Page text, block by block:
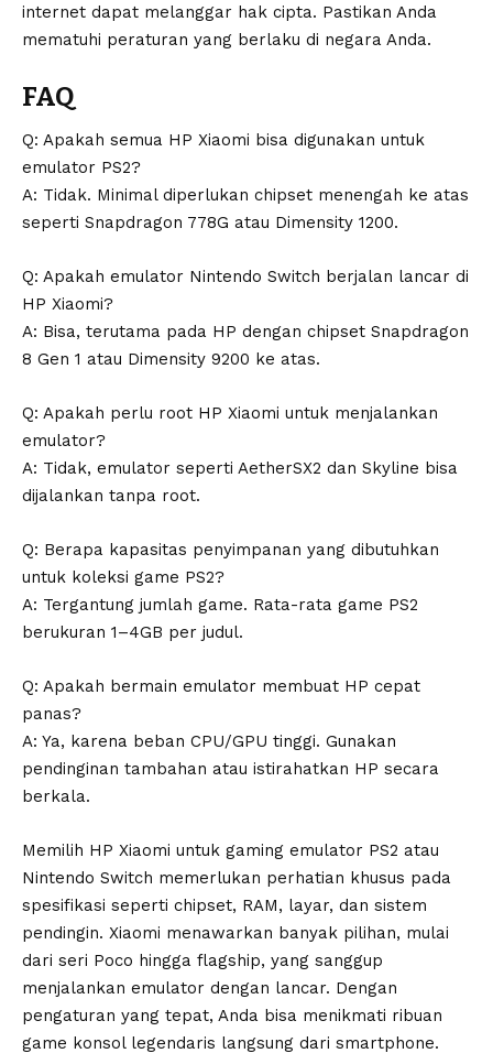
internet dapat melanggar hak cipta. Pastikan Anda
mematuhi peraturan yang berlaku di negara Anda.
FAQ
Q: Apakah semua HP Xiaomi bisa digunakan untuk
emulator PS2?
A: Tidak. Minimal diperlukan chipset menengah ke atas
seperti Snapdragon 778G atau Dimensity 1200.
Q: Apakah emulator Nintendo Switch berjalan lancar di
HP Xiaomi?
A: Bisa, terutama pada HP dengan chipset Snapdragon
8 Gen 1 atau Dimensity 9200 ke atas.
Q: Apakah perlu root HP Xiaomi untuk menjalankan
emulator?
A: Tidak, emulator seperti AetherSX2 dan Skyline bisa
dijalankan tanpa root.
Q: Berapa kapasitas penyimpanan yang dibutuhkan
untuk koleksi game PS2?
A: Tergantung jumlah game. Rata-rata game PS2
berukuran 1–4GB per judul.
Q: Apakah bermain emulator membuat HP cepat
panas?
A: Ya, karena beban CPU/GPU tinggi. Gunakan
pendinginan tambahan atau istirahatkan HP secara
berkala.
Memilih HP Xiaomi untuk gaming emulator PS2 atau
Nintendo Switch memerlukan perhatian khusus pada
spesifikasi seperti chipset, RAM, layar, dan sistem
pendingin. Xiaomi menawarkan banyak pilihan, mulai
dari seri Poco hingga flagship, yang sanggup
menjalankan emulator dengan lancar. Dengan
pengaturan yang tepat, Anda bisa menikmati ribuan
game konsol legendaris langsung dari smartphone.